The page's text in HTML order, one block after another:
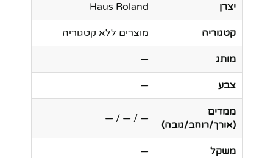
יצרן Haus Roland
קטגוריה מוצרים ללא קטגוריה
מותג —
צבע —
ממדים
(אורך/רוחב/גובה)
— / — / —
משקל —